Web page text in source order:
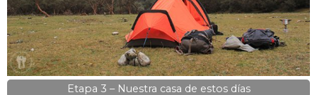
Etapa 3 – Nuestra casa de estos días